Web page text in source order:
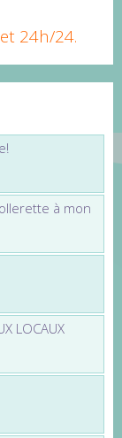
24h/24.
à mon
LOCAUX